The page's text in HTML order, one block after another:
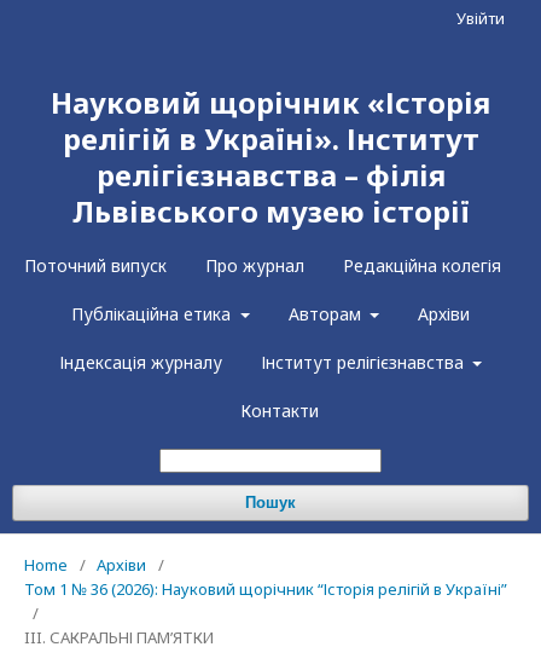
Науковий щорічник «Історія
релігій в Україні». Інститут
релігієзнавства – філія
Львівського музею історії
Поточний випуск Про журнал Редакційна колегія
Публікаційна етика Авторам Архіви
Індексація журналу Інститут релігієзнавства
Контакти
Пошук
Увійти
Home / Архіви
/
Том 1 № 36 (2026): Науковий щорічник “Історія релігій в Україні”
/
III. САКРАЛЬНІ ПАМ’ЯТКИ